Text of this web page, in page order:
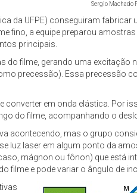
Sergio Machado
da UFPE) conseguiram
fino, a equipe preparou
principais.
filme, gerando uma excitação
precessão). Essa precessão
em onda elástica. Por
do filme, acompanhando o
acontecendo, mas o grupo
luz laser em algum ponto da
mágnon ou fônon) que está
e pode variar o ângulo de